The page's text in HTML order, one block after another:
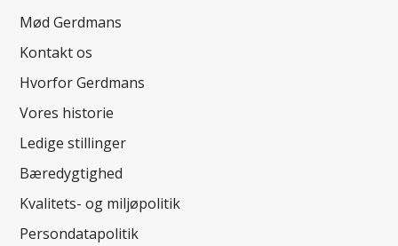
Mød Gerdmans
Kontakt os
Hvorfor Gerdmans
Vores historie
Ledige stillinger
Bæredygtighed
Kvalitets- og miljøpolitik
Persondatapolitik